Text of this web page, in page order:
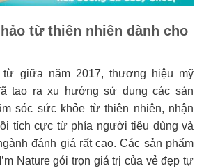
từ thiên nhiên dành cho
giữa năm 2017, thương hiệu mỹ
tạo ra xu hướng sử dụng các sản
sóc sức khỏe từ thiên nhiên, nhận
tích cực từ phía người tiêu dùng và
đánh giá rất cao. Các sản phẩm
Nature gói trọn giá trị của vẻ đẹp tự